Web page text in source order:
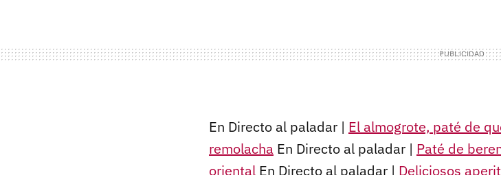
En Directo al paladar | El almogrote, paté de
remolacha En Directo al paladar | Paté de
oriental En Directo al paladar | Deliciosos